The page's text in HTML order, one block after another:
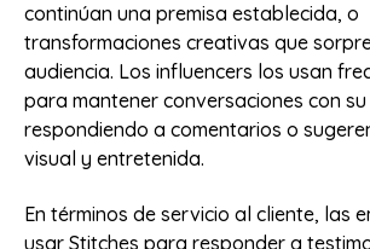
continúan una premisa establecida, o
transformaciones creativas que
audiencia. Los influencers los usan
para mantener conversaciones con
respondiendo a comentarios o
visual y entretenida.
En términos de servicio al cliente, las
usar Stitches para responder a